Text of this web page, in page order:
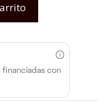
con